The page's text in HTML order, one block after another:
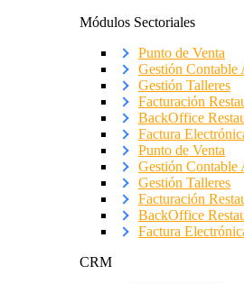
Módulos Sectoriales
Punto de Venta
Gestión Contable
Gestión Talleres
Facturación
BackOffice
Factura
Punto de Venta
Gestión Contable
Gestión Talleres
Facturación
BackOffice
Factura
CRM